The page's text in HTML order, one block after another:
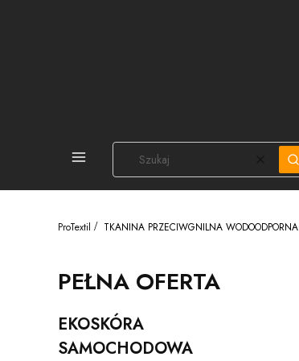
PEŁNA OFERTA
Wyczyść
ProTextil TKANINA PRZECIWGNILNA WODOODPORNA
PEŁNA OFERTA
Kategoria - EKOSKÓRA SAMOCHODOWA
EKOSKÓRA
SAMOCHODOWA